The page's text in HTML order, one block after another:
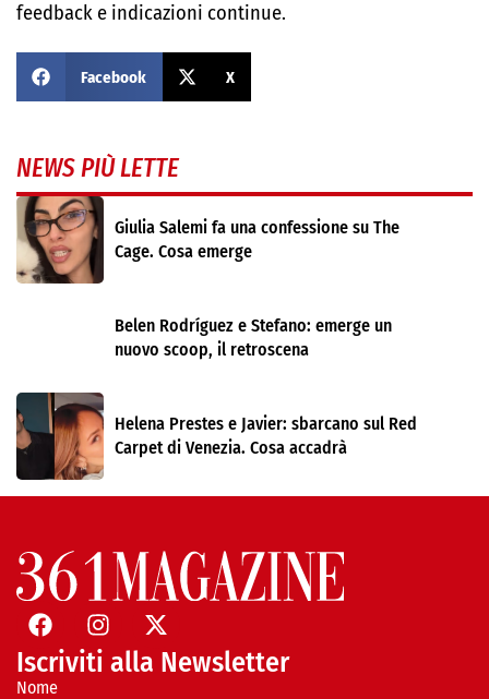
feedback e indicazioni continue.
Facebook X
NEWS PIÙ LETTE
Giulia Salemi fa una confessione su The
Cage. Cosa emerge
Belen Rodríguez e Stefano: emerge un
nuovo scoop, il retroscena
Helena Prestes e Javier: sbarcano sul Red
Carpet di Venezia. Cosa accadrà
Iscriviti alla Newsletter
Nome